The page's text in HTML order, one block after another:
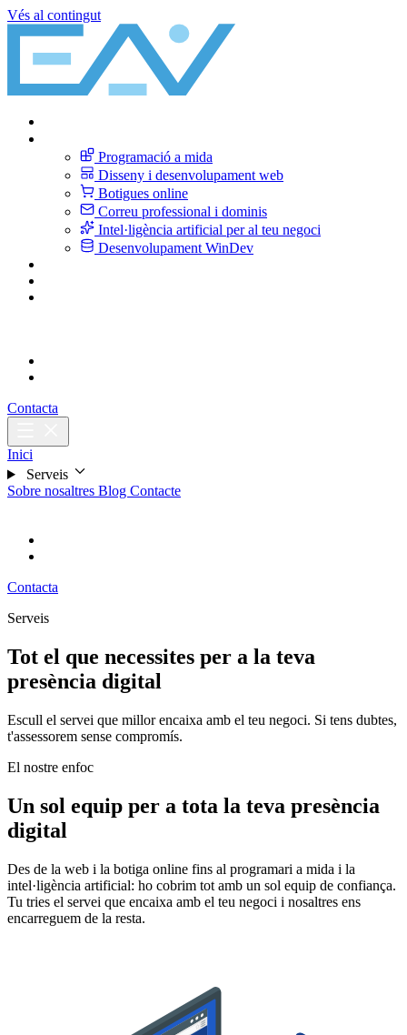
Vés al contingut
Programació a mida
Disseny i desenvolupament web
Botigues online
Correu professional i dominis
Intel·ligència artificial per al teu negoci
Desenvolupament WinDev
Contacta
Inici
Serveis
Sobre nosaltres Blog Contacte
Contacta
Serveis
Tot el que necessites per a la teva
presència digital
Escull el servei que millor encaixa amb el teu negoci. Si tens dubtes,
t'assessorem sense compromís.
El nostre enfoc
Un sol equip per a tota la teva presència
digital
Des de la web i la botiga online fins al programari a mida i la
intel·ligència artificial: ho cobrim tot amb un sol equip de confiança.
Tu tries el servei que encaixa amb el teu negoci i nosaltres ens
encarreguem de la resta.